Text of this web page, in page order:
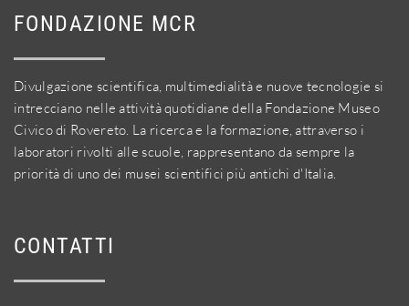
FONDAZIONE MCR
Divulgazione scientifica, multimedialità e nuove tecnologie si
intrecciano nelle attività quotidiane della Fondazione Museo
Civico di Rovereto. La ricerca e la formazione, attraverso i
laboratori rivolti alle scuole, rappresentano da sempre la
priorità di uno dei musei scientifici più antichi d'Italia.
CONTATTI